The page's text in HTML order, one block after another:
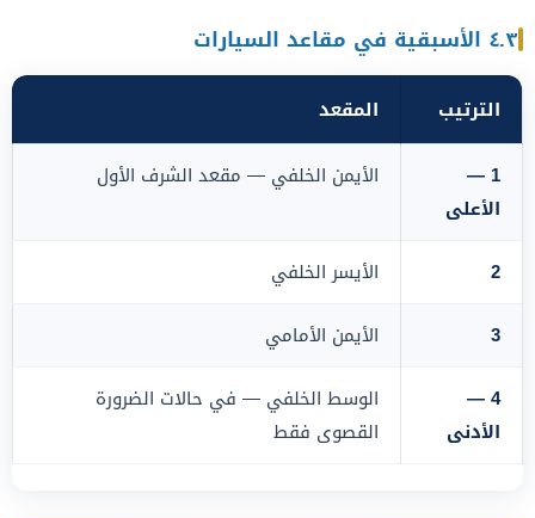
٤.٣ الأسبقية في مقاعد السيارات
الترتيب
المقعد
1 —
الأعلى
الأيمن الخلفي — مقعد الشرف الأول
2
الأيسر الخلفي
3
الأيمن الأمامي
4 —
الأدنى
الوسط الخلفي — في حالات الضرورة
القصوى فقط